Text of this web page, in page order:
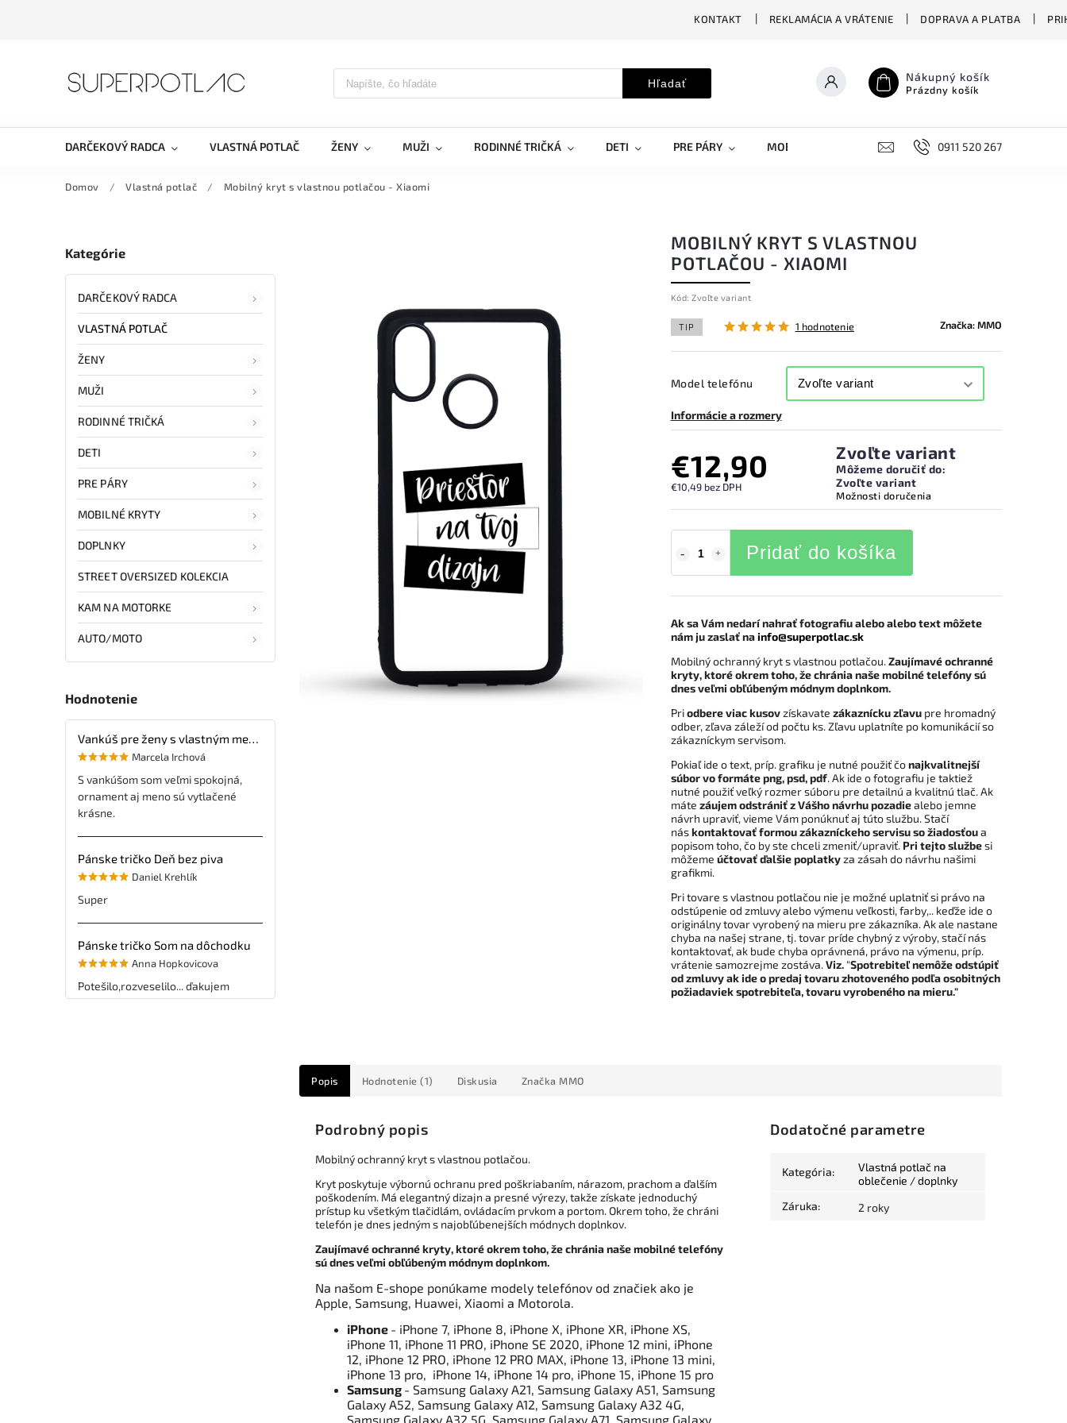
KONTAKT REKLAMÁCIA A VRÁTENIE DOPRAVA A PLATBA
Hľadať Nákupný košík
Prázdny košík
DARČEKOVÝ RADCA VLASTNÁ POTLAČ ŽENY MUŽI RODINNÉ TRIČKÁ DETI PRE PÁRY MOBILNÉ KRYTY DOPLNKY STREET
0911 520 267
Domov / Vlastná potlač / Mobilný kryt s vlastnou potlačou - Xiaomi
Kategórie
DARČEKOVÝ RADCA
VLASTNÁ POTLAČ
ŽENY
MUŽI
RODINNÉ TRIČKÁ
DETI
PRE PÁRY
MOBILNÉ KRYTY
DOPLNKY
STREET OVERSIZED KOLEKCIA
KAM NA MOTORKE
AUTO/MOTO
Hodnotenie
Marcela Irchová
S vankúšom som veľmi spokojná,
ornament aj meno sú vytlačené
krásne.
Pánske tričko Deň bez piva
Daniel Krehlík
Super
Pánske tričko Som na dôchodku
Anna Hopkovicova
Potešilo,rozveselilo... ďakujem
MOBILNÝ KRYT S VLASTNOU
POTLAČOU - XIAOMI
Kód: Zvoľte variant
TIP 1 hodnotenie Značka:MMO
Model telefónu
Informácie a rozmery
€12,90
€10,49bez DPH
Zvoľte variant
Môžeme doručiť do:
Zvoľte variant
Možnosti doručenia
Pridať do košíka
Ak sa Vám nedarí nahrať fotografiu alebo alebo text môžete
nám ju zaslať nainfo@superpotlac.sk
Mobilný ochranný kryt s vlastnou potlačou.Zaujímavé ochranné
kryty, ktoré okrem toho, že chránia naše mobilné telefóny sú
dnes veľmi obľúbeným módnym doplnkom.
Priodbere viac kusovzískavate zákaznícku zľavupre hromadný
odber, zľava záleží od počtu ks. Zľavu uplatníte po komunikácií so
zákazníckym servisom.
Pokiaľ ide o text, príp. grafiku je nutné použiť čonajkvalitnejší
súbor vo formáte png, psd, pdf. Ak ide o fotografiu je taktiež
nutné použiť veľký rozmer súboru pre detailnú a kvalitnú tlač. Ak
máte záujem odstrániť z Vášho návrhu pozadiealebo jemne
návrh upraviť, vieme Vám ponúknuť aj túto službu. Stačí
náskontaktovať formou zákazníckeho servisu so žiadosťoua
popisom toho, čo by ste chceli zmeniť/upraviť. Pri tejto službesi
môžeme účtovať ďalšie poplatkyza zásah do návrhu našimi
grafikmi.
Pri tovare s vlastnou potlačou nie je možné uplatniť si právo na
odstúpenie od zmluvy alebo výmenu veľkosti, farby,.. keďže ide o
originálny tovar vyrobený na mieru pre zákazníka. Ak ale nastane
chyba na našej strane, tj. tovar príde chybný z výroby, stačí nás
kontaktovať, ak bude chyba oprávnená, právo na výmenu, príp.
vrátenie samozrejme zostáva.Viz."Spotrebiteľ nemôže odstúpiť
od zmluvy ak ide o predaj tovaru zhotoveného podľa osobitných
požiadaviek spotrebiteľa, tovaru vyrobeného na mieru."
Popis Hodnotenie (1) Diskusia Značka MMO
Podrobný popis
Mobilný ochranný kryt s vlastnou potlačou.
Kryt poskytuje výbornú ochranu pred poškriabaním, nárazom, prachom a ďalším
poškodením. Má elegantný dizajn a presné výrezy, takže získate jednoduchý
prístup ku všetkým tlačidlám, ovládacím prvkom a portom. Okrem toho, že chráni
telefón je dnes jedným s najobľúbenejších módnych doplnkov.
Zaujímavé ochranné kryty, ktoré okrem toho, že chránia naše mobilné telefóny
sú dnes veľmi obľúbeným módnym doplnkom.
Na našom E-shope ponúkame modely telefónov od značiek ako je
Apple, Samsung, Huawei, Xiaomi a Motorola.
iPhone - iPhone 7, iPhone 8, iPhone X, iPhone XR, iPhone XS,
iPhone 11, iPhone 11 PRO, iPhone SE 2020, iPhone 12 mini, iPhone
12, iPhone 12 PRO, iPhone 12 PRO MAX, iPhone 13, iPhone 13 mini,
iPhone 13 pro, iPhone 14, iPhone 14 pro, iPhone 15, iPhone 15 pro
Samsung - Samsung Galaxy A21, Samsung Galaxy A51, Samsung
Galaxy A52, Samsung Galaxy A12, Samsung Galaxy A32 4G,
Samsung Galaxy A32 5G, Samsung Galaxy A71, Samsung Galaxy
Dodatočné parametre
Kategória:
Vlastná potlač na
oblečenie / doplnky
Záruka: 2 roky